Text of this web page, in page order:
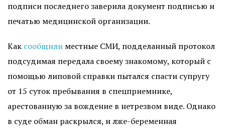
подписи последнего заверила документ подписью и
печатью медицинской организации.
Как сообщили местные СМИ, подделанный протокол
подсудимая передала своему знакомому, который с
помощью липовой справки пытался спасти супругу
от 15 суток пребывания в спецприемнике,
арестованную за вождение в нетрезвом виде. Однако
в суде обман раскрылся, и лже-беременная